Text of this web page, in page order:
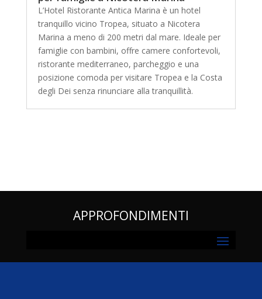
L’Hotel Ristorante Antica Marina è un hotel
tranquillo vicino Tropea, situato a Nicotera
Marina a meno di 200 metri dal mare. Ideale per
famiglie con bambini, offre camere confortevoli,
ristorante mediterraneo, parcheggio e una
posizione comoda per visitare Tropea e la Costa
degli Dei senza rinunciare alla tranquillità.
APPROFONDIMENTI